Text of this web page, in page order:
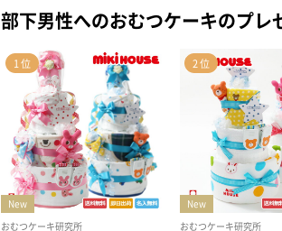
部下男性へのおむつケーキのプ